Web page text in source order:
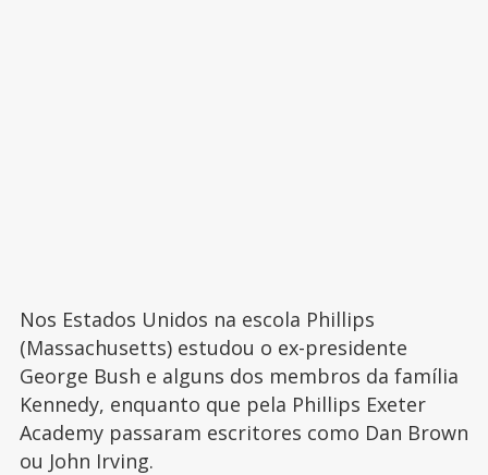
Nos Estados Unidos na escola Phillips
(Massachusetts) estudou o ex-presidente
George Bush e alguns dos membros da família
Kennedy, enquanto que pela Phillips Exeter
Academy passaram escritores como Dan Brown
ou John Irving.